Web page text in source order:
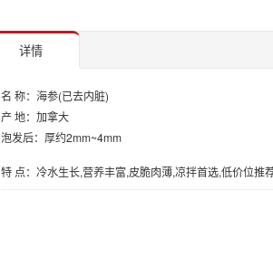
详情
名 称：海参(已去内脏)
产 地：加拿大
泡发后：厚约2mm~4mm
特 点：冷水生长,营养丰富,皮脆肉薄,凉拌首选,低价位推荐